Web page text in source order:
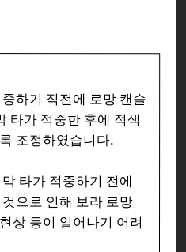
하기 직전에 로망 캔슬
타가 적중한 후에 적색
조정하였습니다.
타가 적중하기 전에
으로 인해 보라 로망
상 등이 일어나기 어려